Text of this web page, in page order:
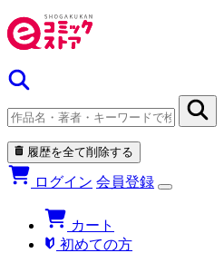
履歴を全て削除する
ログイン 会員登録
カート
初めての方